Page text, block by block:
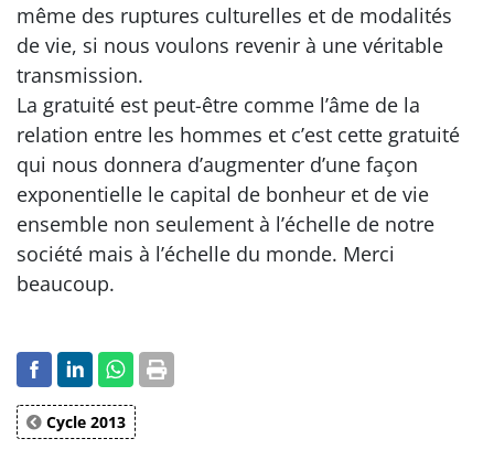
même des ruptures culturelles et de modalités
de vie, si nous voulons revenir à une véritable
transmission.
La gratuité est peut-être comme l’âme de la
relation entre les hommes et c’est cette gratuité
qui nous donnera d’augmenter d’une façon
exponentielle le capital de bonheur et de vie
ensemble non seulement à l’échelle de notre
société mais à l’échelle du monde. Merci
beaucoup.
Cycle 2013